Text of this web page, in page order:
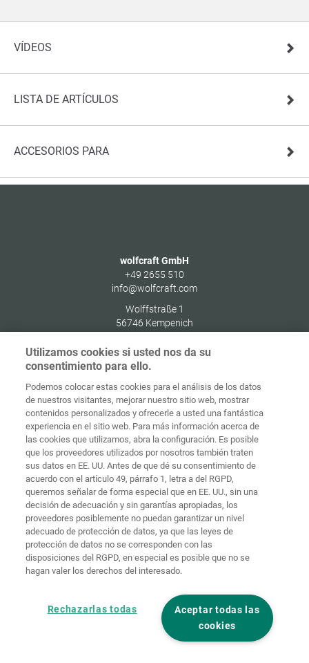
VÍDEOS
LISTA DE ARTÍCULOS
ACCESORIOS PARA
wolfcraft GmbH
+49 2655 510
info@wolfcraft.com
Wolffstraße 1
56746 Kempenich
Inicio Contacto Aviso legal
Protección de
datos
Términos y
condiciones
generales
Políticas de
cookies Iniciar sesión
Declaración
accesibilidad
Ajustes de cookies
Utilizamos cookies si usted nos da su
consentimiento para ello.
Podemos colocar estas cookies para el análisis de los datos
de nuestros visitantes, mejorar nuestro sitio web, mostrar
contenidos personalizados y ofrecerle a usted una fantástica
experiencia en el sitio web. Para más información acerca de
las cookies que utilizamos, abra la configuración. Es posible
que los proveedores utilizados por nosotros también traten
sus datos en EE. UU. Antes de que dé su consentimiento de
acuerdo con el artículo 49, párrafo 1, letra a del RGPD,
queremos señalar de forma especial que en EE. UU., sin una
decisión de adecuación y sin garantías apropiadas, los
proveedores posiblemente no puedan garantizar un nivel
adecuado de protección de datos, ya que las leyes de
protección de datos no se corresponden con las
disposiciones del RGPD, en especial es posible que no se
hagan valer los derechos del interesado.
Aceptar todas las
cookies
Rechazarlas todas